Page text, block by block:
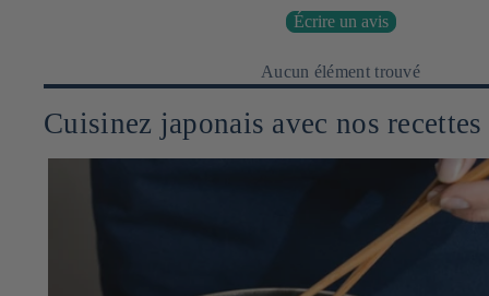
Écrire un avis
Aucun élément trouvé
Cuisinez japonais avec nos recettes